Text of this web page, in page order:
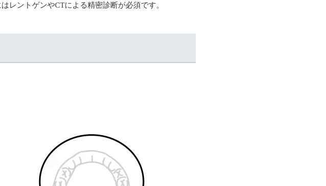
レントゲンやCTによる精密診断が必須です。